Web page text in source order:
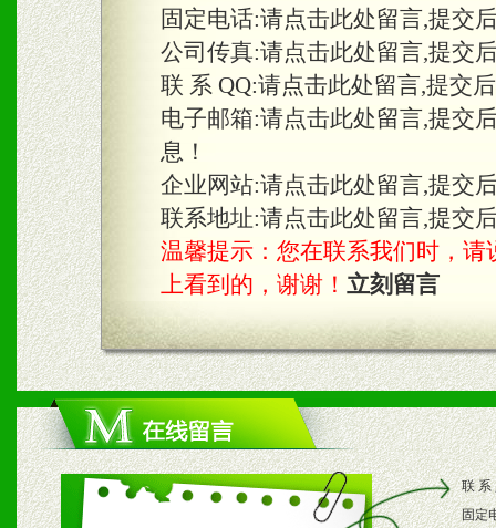
三、物料及媒体
1、免费提供体验及宣传彩
2、不定期在各大知名网站
知名度和影响力。
3、根据地方实际情况提供
具。
四、市场操作及支持
1、根据区域市场协助制定
2、根据具体情况公司给予
3、根据市场需要，派驻区
固定电话:请点击此处留言,提交
公司传真:请点击此处留言,提交
联 系 QQ:请点击此处留言,提交
电子邮箱:请点击此处留言,提交
息！
企业网站:请点击此处留言,提交
联系地址:请点击此处留言,提交
温馨提示：您在联系我们时，请
上看到的，谢谢！ 立刻留言
联 系
固定